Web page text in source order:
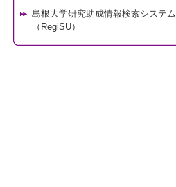
島根大学研究助成情報検索システム
（RegiSU）